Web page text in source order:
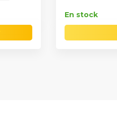
En stock